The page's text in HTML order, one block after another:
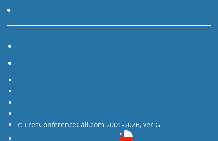
© FreeConferenceCall.com 2001-2026, ver G